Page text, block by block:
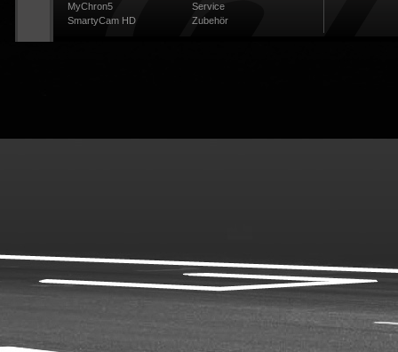
MyChron5
Service
SmartyCam HD
Zubehör